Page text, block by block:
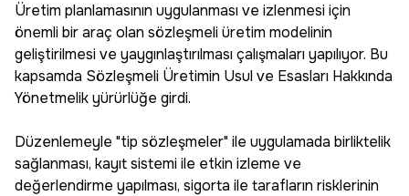
Üretim planlamasının uygulanması ve izlenmesi için
önemli bir araç olan sözleşmeli üretim modelinin
geliştirilmesi ve yaygınlaştırılması çalışmaları yapılıyor. Bu
kapsamda Sözleşmeli Üretimin Usul ve Esasları Hakkında
Yönetmelik yürürlüğe girdi.
Düzenlemeyle "tip sözleşmeler" ile uygulamada birliktelik
sağlanması, kayıt sistemi ile etkin izleme ve
değerlendirme yapılması, sigorta ile tarafların risklerinin